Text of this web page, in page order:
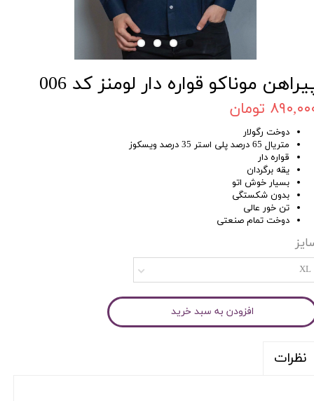
موناکو قواره دار لومنز کد 006
تومان
دوخت رگولار
متریال 65 درصد پلی استر 35 درصد ویسکوز
قواره دار
یقه برگردان
بسیار خوش اتو
بدون شکستگی
تن خور عالی
دوخت تمام صنعتی
XL
افزودن به سبد خرید
نظرات